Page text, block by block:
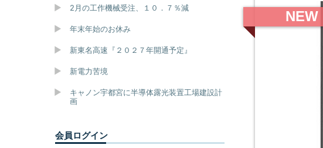
NEW
2月の工作機械受注、１０．７％減
年末年始のお休み
新東名高速『２０２７年開通予定』
新電力苦境
キャノン宇都宮に半導体露光装置工場建設計
画
会員ログイン